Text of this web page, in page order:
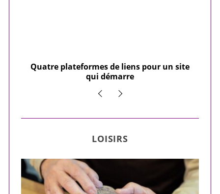
Quatre plateformes de liens pour un site
qui démarre
LOISIRS